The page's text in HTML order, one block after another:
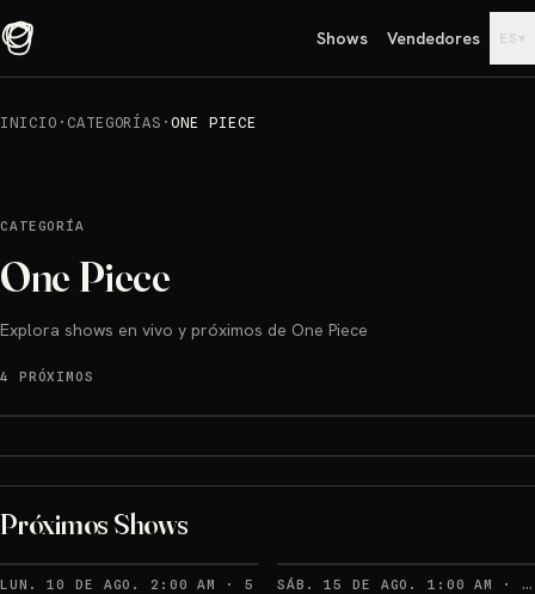
Shows Vendedores ES ▾
INICIO · CATEGORÍAS ·ONE PIECE
CATEGORÍA
One Piece
Explora shows en vivo y próximos de One Piece
4 PRÓXIMOS
Próximos Shows
LUN. 10 DE AGO. 2:00 AM · 5 RECORDATORIOS
SÁB. 15 DE AGO. 1:00 AM ·